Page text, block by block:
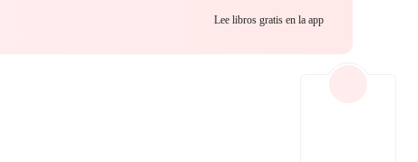
Lee libros gratis en la app